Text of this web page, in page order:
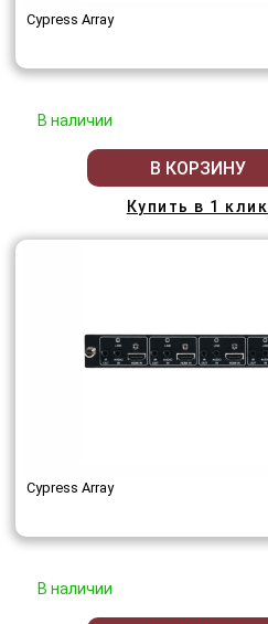
Cypress Array
В наличии
В КОРЗИНУ
Купить в 1 клик
Cypress Array
В наличии